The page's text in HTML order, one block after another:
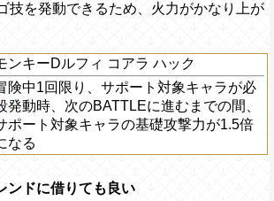
技を発動できるため、火力がかなり上が
ンキーDルフィ コアラ ハック
険中1回限り、サポート対象キャラが必
発動時、次のBATTLEに進むまでの間、
ポート対象キャラの基礎攻撃力が1.5倍
なる
ンドに借りても良い